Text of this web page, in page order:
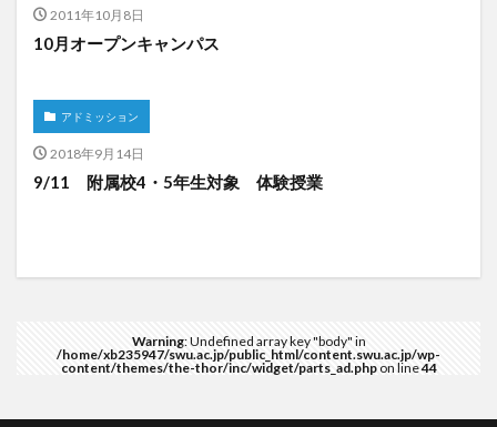
2011年10月8日
10月オープンキャンパス
アドミッション
2018年9月14日
9/11 附属校4・5年生対象 体験授業
Warning: Undefined array key "body" in
/home/xb235947/swu.ac.jp/public_html/content.swu.ac.jp/wp-
content/themes/the-thor/inc/widget/parts_ad.phpon line44